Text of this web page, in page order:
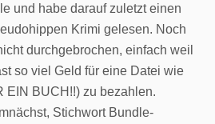
und habe darauf zuletzt einen
Krimi gelesen. Noch
durchgebrochen, einfach weil
so viel Geld für eine Datei wie
EIN BUCH!!) zu bezahlen.
Stichwort Bundle-